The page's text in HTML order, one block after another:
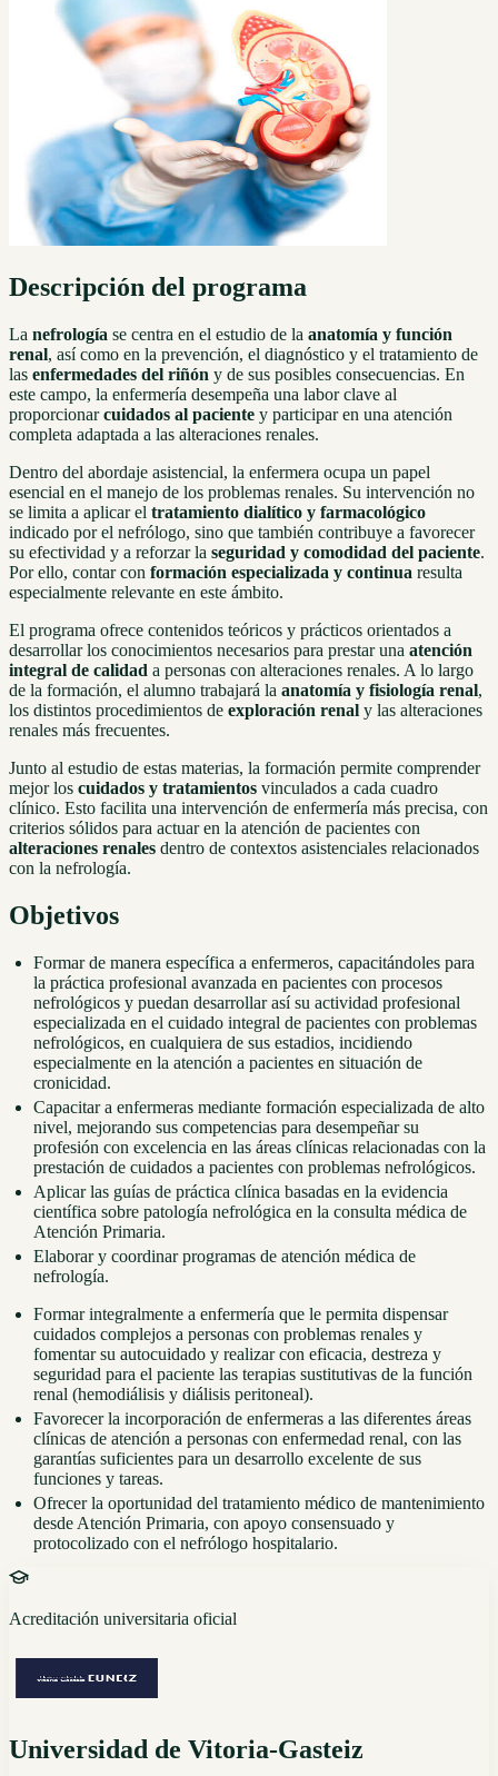
Descripción del programa
La nefrología se centra en el estudio de la anatomía y función
renal, así como en la prevención, el diagnóstico y el tratamiento de
las enfermedades del riñón y de sus posibles consecuencias. En
este campo, la enfermería desempeña una labor clave al
proporcionarcuidados al paciente y participar en una atención
completa adaptada a las alteraciones renales.
Dentro del abordaje asistencial, la enfermera ocupa un papel
esencial en el manejo de los problemas renales. Su intervención no
se limita a aplicar el tratamiento dialítico y farmacológico
indicado por el nefrólogo, sino que también contribuye a favorecer
su efectividad y a reforzar la seguridad y comodidad del paciente.
Por ello, contar con formación especializada y continua resulta
especialmente relevante en este ámbito.
El programa ofrece contenidos teóricos y prácticos orientados a
desarrollar los conocimientos necesarios para prestar una atención
integral de calidad a personas con alteraciones renales. A lo largo
de la formación, el alumno trabajará la anatomía y fisiología renal,
los distintos procedimientos de exploración renal y las alteraciones
renales más frecuentes.
Junto al estudio de estas materias, la formación permite comprender
mejor los cuidados y tratamientos vinculados a cada cuadro
clínico. Esto facilita una intervención de enfermería más precisa, con
criterios sólidos para actuar en la atención de pacientes con
alteraciones renales dentro de contextos asistenciales relacionados
con la nefrología.
Objetivos
Formar de manera específica a enfermeros, capacitándoles para
la práctica profesional avanzada en pacientes con procesos
nefrológicos y puedan desarrollar así su actividad profesional
especializada en el cuidado integral de pacientes con problemas
nefrológicos, en cualquiera de sus estadios, incidiendo
especialmente en la atención a pacientes en situación de
cronicidad.
Capacitar a enfermeras mediante formación especializada de alto
nivel, mejorando sus competencias para desempeñar su
profesión con excelencia en las áreas clínicas relacionadas con la
prestación de cuidados a pacientes con problemas nefrológicos.
Aplicar las guías de práctica clínica basadas en la evidencia
científica sobre patología nefrológica en la consulta médica de
Atención Primaria.
Elaborar y coordinar programas de atención médica de
nefrología.
Formar integralmente a enfermería que le permita dispensar
cuidados complejos a personas con problemas renales y
fomentar su autocuidado y realizar con eficacia, destreza y
seguridad para el paciente las terapias sustitutivas de la función
renal (hemodiálisis y diálisis peritoneal).
Favorecer la incorporación de enfermeras a las diferentes áreas
clínicas de atención a personas con enfermedad renal, con las
garantías suficientes para un desarrollo excelente de sus
funciones y tareas.
Ofrecer la oportunidad del tratamiento médico de mantenimiento
desde Atención Primaria, con apoyo consensuado y
protocolizado con el nefrólogo hospitalario.
Acreditación universitaria oficial
Universidad de Vitoria-Gasteiz